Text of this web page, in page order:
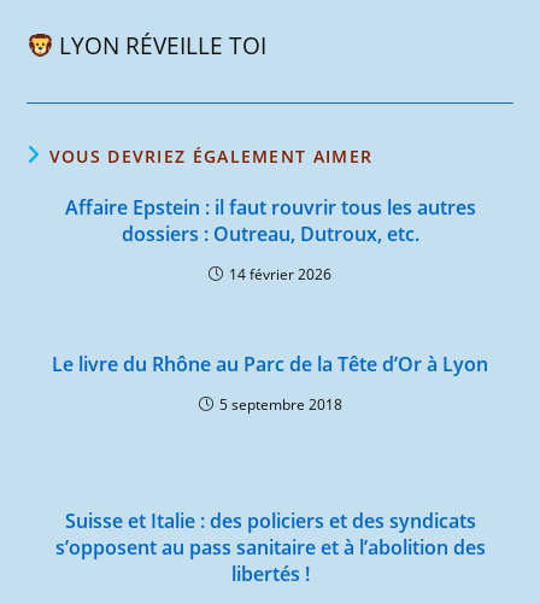
LYON RÉVEILLE TOI
VOUS DEVRIEZ ÉGALEMENT AIMER
Affaire Epstein : il faut rouvrir tous les autres
dossiers : Outreau, Dutroux, etc.
14 février 2026
Le livre du Rhône au Parc de la Tête d’Or à Lyon
5 septembre 2018
Suisse et Italie : des policiers et des syndicats
s’opposent au pass sanitaire et à l’abolition des
libertés !